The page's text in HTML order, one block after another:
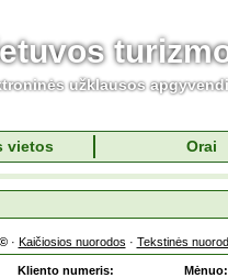
užklausos
vietos Orai
· Kaičiosios nuorodos · Tekstinės
Kliento numeris: Mėnuo: